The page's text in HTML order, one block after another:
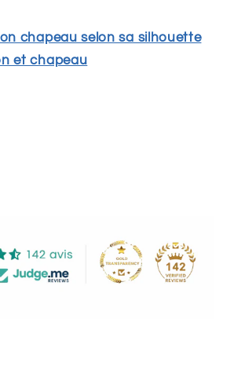
chapeau selon sa silhouette
et chapeau